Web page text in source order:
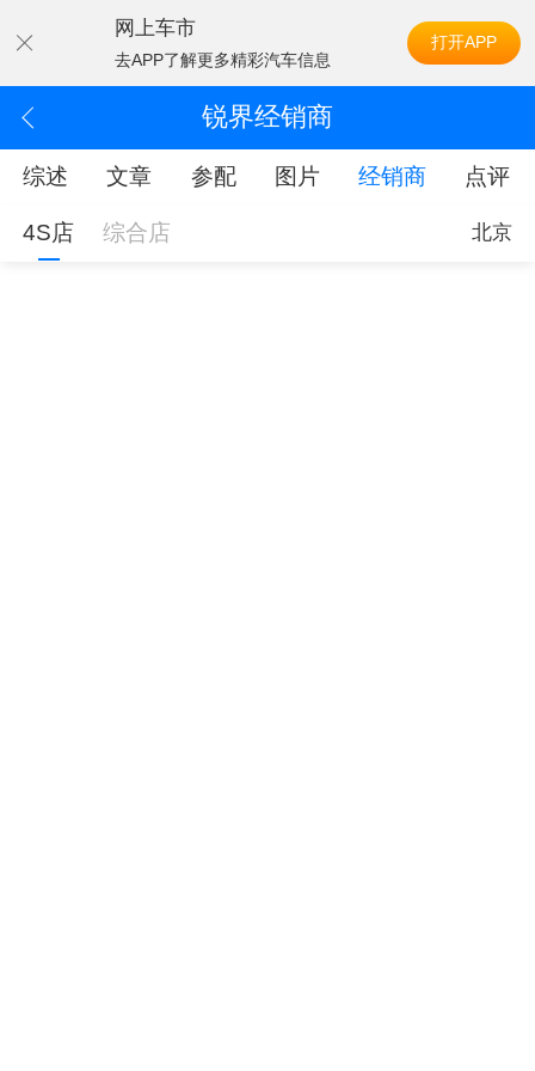
网上车市
去APP了解更多精彩汽车信息
打开APP
锐界经销商
综述 文章 参配 图片 经销商 点评
4S店 综合店 北京